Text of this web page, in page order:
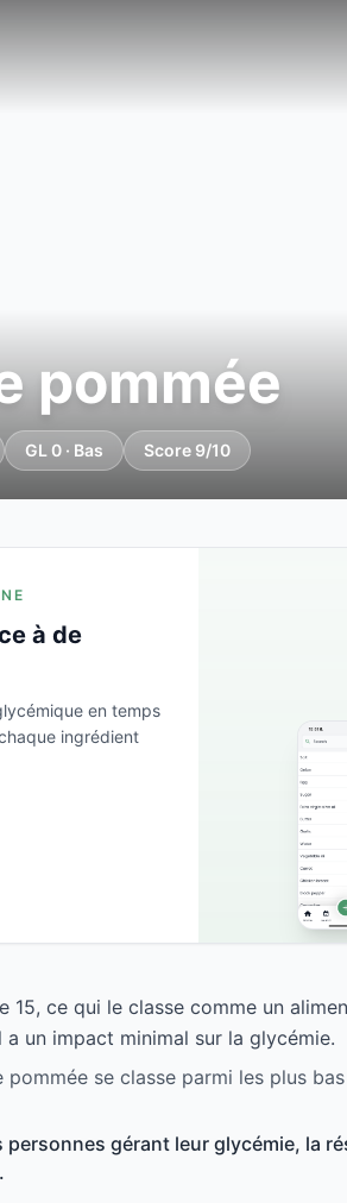
pommée
GL 0 · Bas Score 9/10
à de
en temps
ingrédient
ce qui le classe comme un
un impact minimal sur la glycémie.
se classe parmi les plus
gérant leur glycémie, la